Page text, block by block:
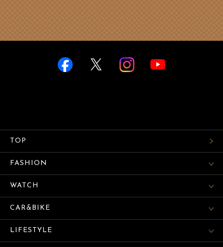
TOP
FASHION
WATCH
CAR&BIKE
LIFESTYLE